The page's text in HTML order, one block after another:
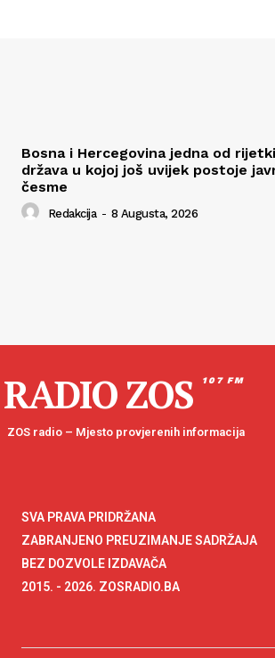
Bosna i Hercegovina jedna od
država u kojoj još uvijek postoje
česme
Redakcija - 8 Augusta, 2026
RADIO ZOS 107 FM
ZOS radio – Mjesto provjerenih informacija
SVA PRAVA PRIDRŽANA
ZABRANJENO PREUZIMANJE SADRŽAJA
BEZ DOZVOLE IZDAVAČA
2015. - 2026. ZOSRADIO.BA